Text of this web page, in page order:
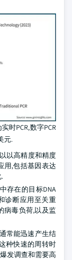
时PCR,数字PCR
元.
以高精度和精度
用,包括基因表达
存在的目标DNA
诊断应用至关重
病毒负荷,以及监
常能迅速产生结
种快速的周转时
发调查和需要高